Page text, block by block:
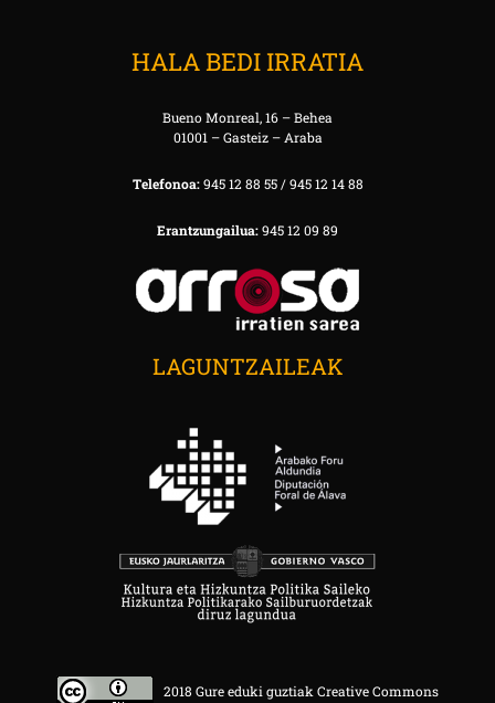
HALA BEDI IRRATIA
Bueno Monreal, 16 – Behea
01001 – Gasteiz – Araba
Telefonoa:945 12 88 55 / 945 12 14 88
Erantzungailua:945 12 09 89
LAGUNTZAILEAK
2018 Gure eduki guztiak Creative Commons